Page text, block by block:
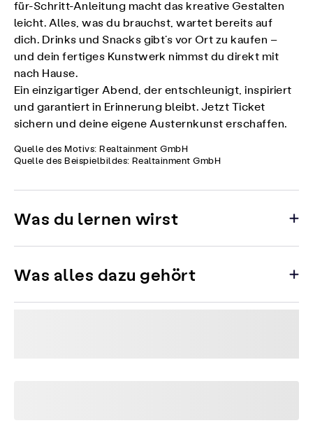
für-Schritt-Anleitung macht das kreative Gestalten
leicht. Alles, was du brauchst, wartet bereits auf
dich. Drinks und Snacks gibt’s vor Ort zu kaufen –
und dein fertiges Kunstwerk nimmst du direkt mit
nach Hause.
Ein einzigartiger Abend, der entschleunigt, inspiriert
und garantiert in Erinnerung bleibt. Jetzt Ticket
sichern und deine eigene Austernkunst erschaffen.
Quelle des Motivs: Realtainment GmbH
Quelle des Beispielbildes: Realtainment GmbH
Was du lernen wirst
Was alles dazu gehört